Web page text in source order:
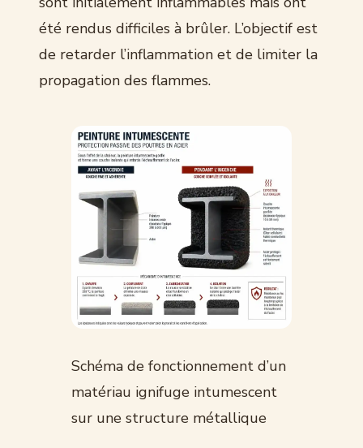
été rendus difficiles à brûler. L’objectif est
de retarder l’inflammation et de limiter la
propagation des flammes.
Schéma de fonctionnement d’un
matériau ignifuge intumescent
sur une structure métallique